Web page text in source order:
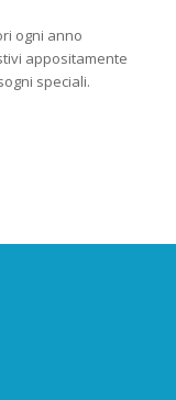
ogni anno
appositamente
speciali.